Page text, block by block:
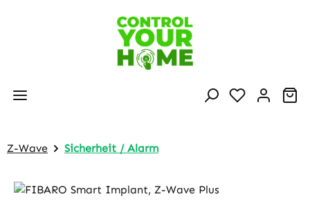
Z-Wave Sicherheit / Alarm
Skip image gallery